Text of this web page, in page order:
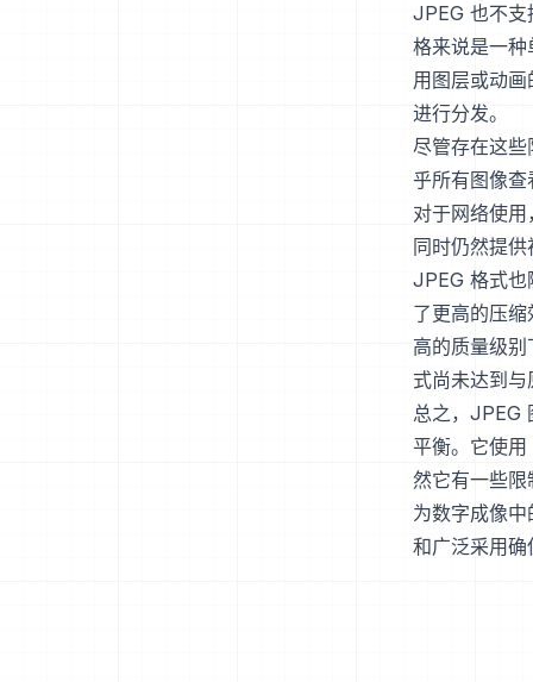
JPEG 也不支
格来说是一
用图层或动
进行分发。
尽管存在这
乎所有图像
对于网络使
同时仍然提
JPEG 格式
了更高的压
高的质量级
式尚未达到
总之，JPEG
平衡。它使
然它有一些
为数字成像
和广泛采用